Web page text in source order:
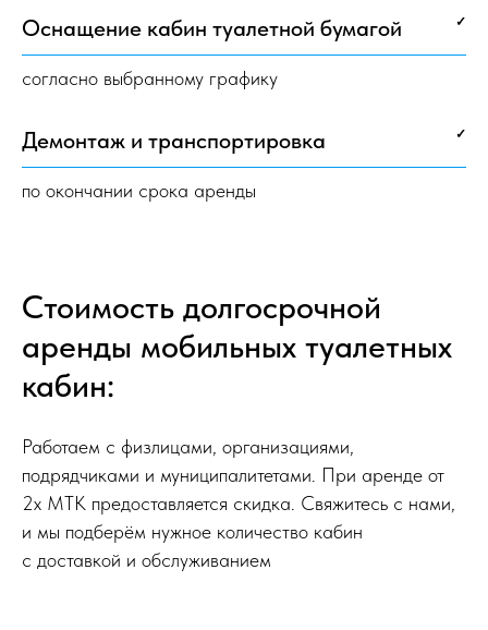
Оснащение кабин туалетной бумагой ✓
согласно выбранному графику
Демонтаж и транспортировка ✓
по окончании срока аренды
Стоимость долгосрочной
аренды мобильных туалетных
кабин:
Работаем с физлицами, организациями,
подрядчиками и муниципалитетами. При аренде от
2х МТК предоставляется скидка. Свяжитесь с нами,
и мы подберём нужное количество кабин
с доставкой и обслуживанием